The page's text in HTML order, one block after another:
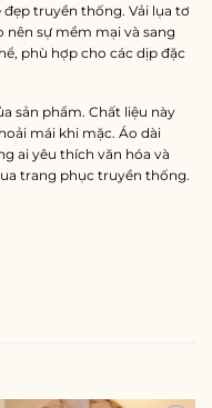
truyền thống. Vải lụa tơ
sự mềm mại và sang
phù hợp cho các dịp đặc
sản phẩm. Chất liệu này
mái khi mặc. Áo dài
ai yêu thích văn hóa và
trang phục truyền thống.